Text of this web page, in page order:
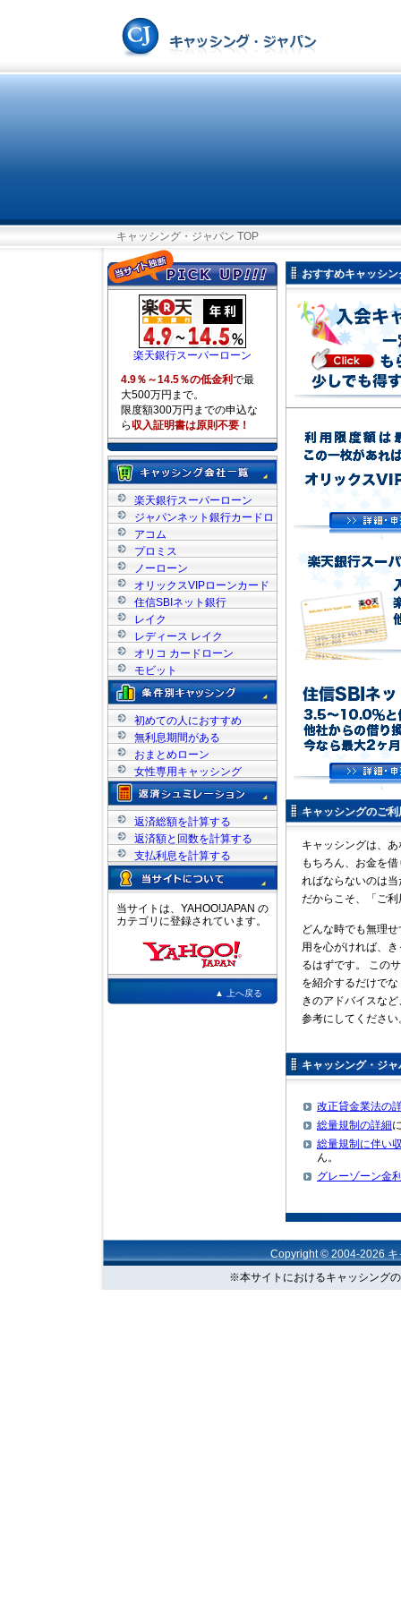
キャッシング・ジャパン TOP
おすすめキャッシン
キャッシングのご
キャッシングは、
もちろん、お金を
ればならないのは
だからこそ、「ご
どんな時でも無理
用を心がければ、
るはずです。 この
を紹介するだけで
きのアドバイスな
参考にしてください
キャッシング・ジ
改正貸金業法の
総量規制の詳細
総量規制に伴い
ん。
グレーゾーン金
楽天銀行スーパーローン
4.9％～14.5％の低金利で最
大500万円まで。
限度額300万円までの申込な
ら収入証明書は原則不要！
楽天銀行スーパーローン
ジャパンネット銀行カードロ
ーン
アコム
プロミス
ノーローン
オリックスVIPローンカード
住信SBIネット銀行
レイク
レディース レイク
オリコ カードローン
モビット
初めての人におすすめ
無利息期間がある
おまとめローン
女性専用キャッシング
返済総額を計算する
返済額と回数を計算する
支払利息を計算する
当サイトは、YAHOO!JAPAN の
カテゴリに登録されています。
▲ 上へ戻る
Copyright © 2004-2026 キ
※本サイトにおけるキャッシング